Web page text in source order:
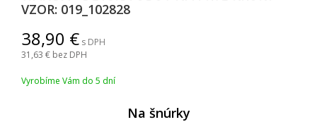
VZOR: 019_102828
38,90
s DPH
31,63 bez DPH
Vyrobíme Vám do 5 dní
Na šnúrky